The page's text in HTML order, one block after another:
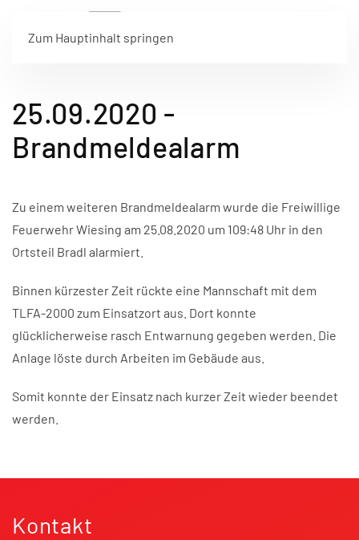
Zum Hauptinhalt springen
25.09.2020 -
Brandmeldealarm
Zu einem weiteren Brandmeldealarm wurde die Freiwillige
Feuerwehr Wiesing am 25.08.2020 um 109:48 Uhr in den
Ortsteil Bradl alarmiert.
Binnen kürzester Zeit rückte eine Mannschaft mit dem
TLFA-2000 zum Einsatzort aus. Dort konnte
glücklicherweise rasch Entwarnung gegeben werden. Die
Anlage löste durch Arbeiten im Gebäude aus.
Somit konnte der Einsatz nach kurzer Zeit wieder beendet
werden.
Kontakt